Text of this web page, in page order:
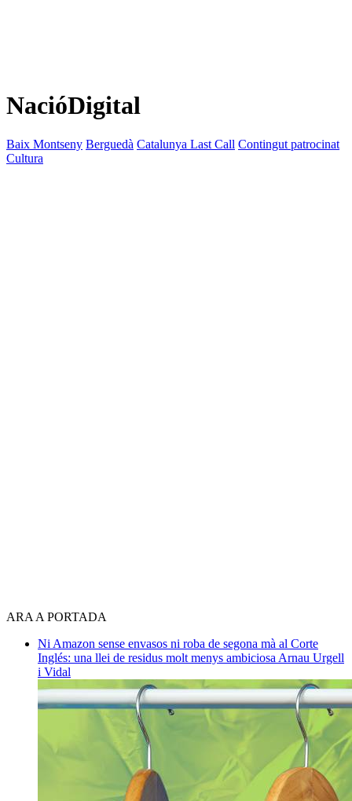
NacióDigital
Baix Montseny Berguedà Catalunya Last Call Contingut patrocinat
Cultura
ARA A PORTADA
Ni Amazon sense envasos ni roba de segona mà al Corte
Inglés: una llei de residus molt menys ambiciosa Arnau Urgell
i Vidal